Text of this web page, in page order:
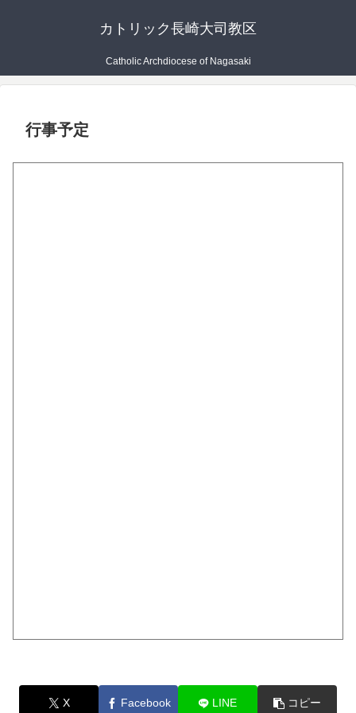
カトリック長崎大司教区
Catholic Archdiocese of Nagasaki
行事予定
X Facebook LINE コピー